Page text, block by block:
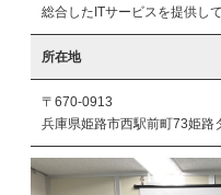
総合したITサービスを提供して
所在地
〒670-0913
兵庫県姫路市西駅前町73姫路